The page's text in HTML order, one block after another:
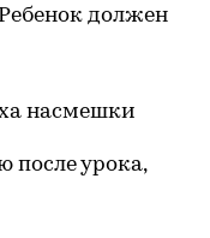
должен
насмешки
после урока,